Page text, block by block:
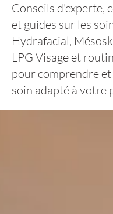
Conseils d'experte,
et guides sur les
Hydrafacial,
LPG Visage et
pour comprendre
soin adapté à votre